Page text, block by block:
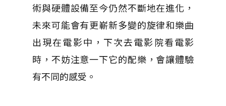
術與硬體設備至今仍然不斷地在進化，
未來可能會有更嶄新多變的旋律和樂曲
出現在電影中，下次去電影院看電影
時，不妨注意一下它的配樂，會讓體驗
有不同的感受。